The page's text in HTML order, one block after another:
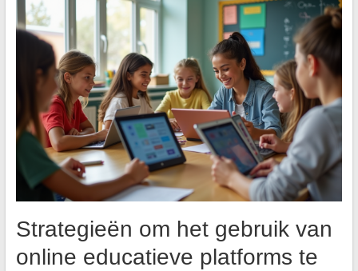
Strategieën om het gebruik van
online educatieve platforms te